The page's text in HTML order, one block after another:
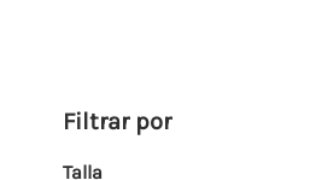
Filtrar por
Talla